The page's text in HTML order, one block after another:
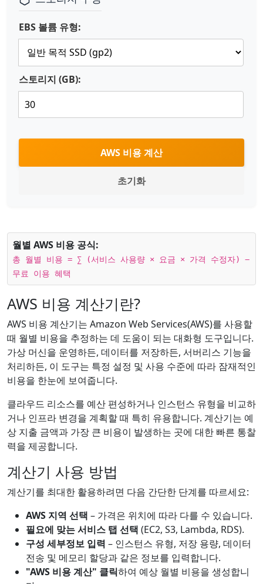
EBS 볼륨 유형:
스토리지 (GB):
AWS 비용 계산
초기화
월별 AWS 비용 공식:
총 월별 비용 = ∑ (서비스 사용량 × 요금 × 가격 수정자) −
무료 이용 혜택
AWS 비용 계산기란?
AWS 비용 계산기는 Amazon Web Services(AWS)를 사용할
때 월별 비용을 추정하는 데 도움이 되는 대화형 도구입니다.
가상 머신을 운영하든, 데이터를 저장하든, 서버리스 기능을
처리하든, 이 도구는 특정 설정 및 사용 수준에 따라 잠재적인
비용을 한눈에 보여줍니다.
클라우드 리소스를 예산 편성하거나 인스턴스 유형을 비교하
거나 인프라 변경을 계획할 때 특히 유용합니다. 계산기는 예
상 지출 금액과 가장 큰 비용이 발생하는 곳에 대한 빠른 통찰
력을 제공합니다.
계산기 사용 방법
계산기를 최대한 활용하려면 다음 간단한 단계를 따르세요:
AWS 지역 선택 – 가격은 위치에 따라 다를 수 있습니다.
필요에 맞는 서비스 탭 선택 (EC2, S3, Lambda, RDS).
구성 세부정보 입력 – 인스턴스 유형, 저장 용량, 데이터
전송 및 메모리 할당과 같은 정보를 입력합니다.
"AWS 비용 계산" 클릭하여 예상 월별 비용을 생성합니